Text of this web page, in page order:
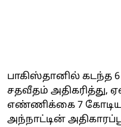
பாகிஸ்தானில் கடந்த
சதவீதம்
எண்ணிக்கை 7
அந்நாட்டின்